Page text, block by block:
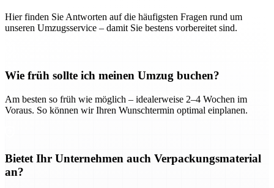
Hier finden Sie Antworten auf die häufigsten Fragen rund um
unseren Umzugsservice – damit Sie bestens vorbereitet sind.
Wie früh sollte ich meinen Umzug buchen?
Am besten so früh wie möglich – idealerweise 2–4 Wochen im
Voraus. So können wir Ihren Wunschtermin optimal einplanen.
Bietet Ihr Unternehmen auch Verpackungsmaterial
an?